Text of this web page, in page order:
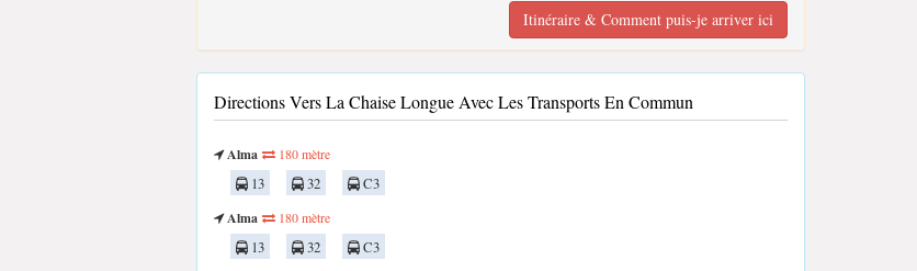
Itinéraire & Comment puis-je arriver ici
Directions Vers La Chaise Longue Avec Les Transports En Commun
Alma 180 mètre
13 32
C3
Alma
180 mètre
13 32
C3